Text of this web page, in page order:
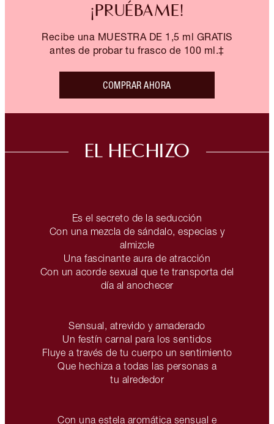
¡PRUÉBAME!
Recibe una MUESTRA DE 1,5 ml GRATIS
antes de probar tu frasco de 100 ml.‡
COMPRAR AHORA
EL HECHIZO
Es el secreto de la seducción
Con una mezcla de sándalo, especias y
almizcle
Una fascinante aura de atracción
Con un acorde sexual que te transporta del
día al anochecer
Sensual, atrevido y amaderado
Un festín carnal para los sentidos
Fluye a través de tu cuerpo un sentimiento
Que hechiza a todas las personas a
tu alrededor
Con una estela aromática sensual e